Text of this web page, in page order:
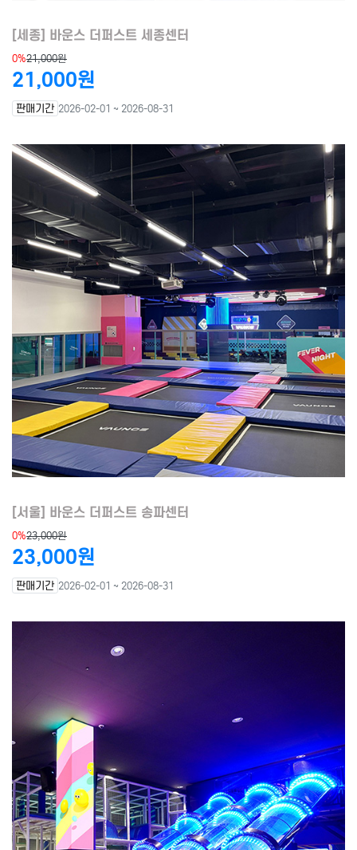
[세종] 바운스 더퍼스트 세종센터
0%21,000원
21,000원
판매기간 2026-02-01 ~ 2026-08-31
[서울] 바운스 더퍼스트 송파센터
0%23,000원
23,000원
판매기간 2026-02-01 ~ 2026-08-31